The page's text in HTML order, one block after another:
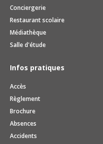
Conciergerie
Restaurant scolaire
Médiathèque
Salle d'étude
Infos pratiques
Accès
Règlement
Brochure
Absences
Accidents